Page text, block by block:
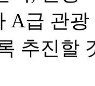
A급 관
추진할